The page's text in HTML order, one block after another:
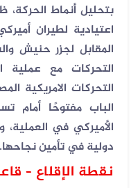
بتحليل أنماط
اعتيادية لطيران
المقابل لجزر حنيش
التحركات مع عملية
التحركات الامريكية
الباب مفتوحًا أمام
الأميركي في
دولية في تأمين نجاحها.
نقطة الإقلاع –